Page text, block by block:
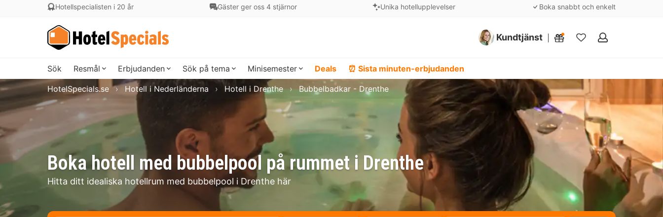
Hotellspecialisten i 20 år Gäster ger oss 4 stjärnor Unika hotellupplevelser Boka snabbt och enkelt
Kundtjänst
Mina
Sök Resmål Erbjudanden Sök på tema Minisemester Deals ⏰ Sista minuten-erbjudanden
Boka hotell med bubbelpool på rummet i Drenthe
Hitta ditt idealiska hotellrum med bubbelpool i Drenthe här
HotelSpecials.se Hotell i Nederländerna Hotell i Drenthe Bubbelbadkar - Drenthe